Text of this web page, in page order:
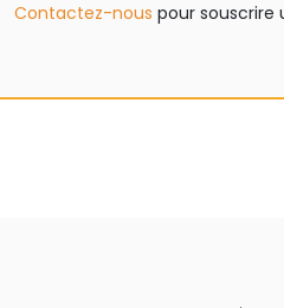
Contactez-nous pour